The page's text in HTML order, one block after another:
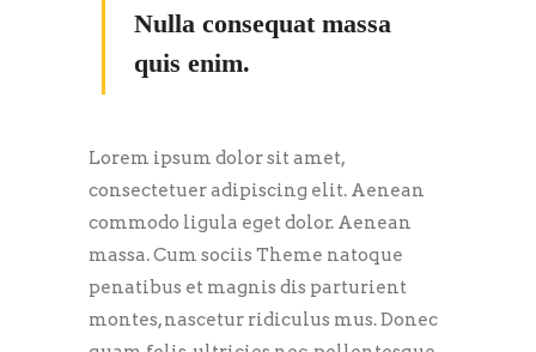
Nulla consequat massa
quis enim.
Lorem ipsum dolor sit amet,
consectetuer adipiscing elit. Aenean
commodo ligula eget dolor. Aenean
massa. Cum sociis Theme natoque
penatibus et magnis dis parturient
montes, nascetur ridiculus mus. Donec